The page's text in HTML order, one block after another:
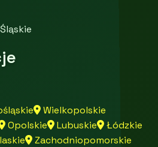
Wielkopolskie
Opolskie Lubuskie
Łódzkie
Zachodniopomorskie